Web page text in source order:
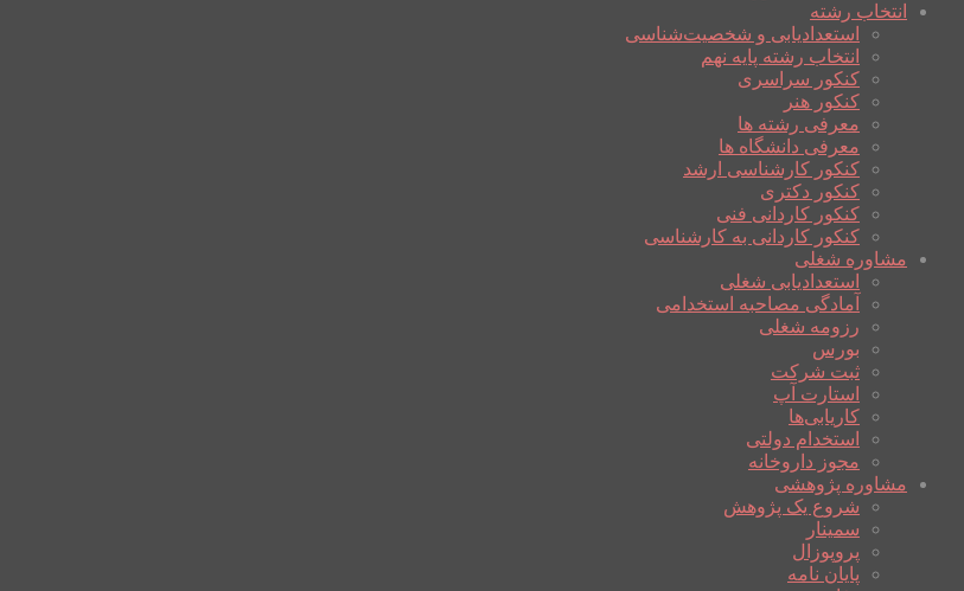
انتخاب رشته
استعدادیابی و شخصیت‌شناسی
انتخاب رشته پایه نهم
کنکور سراسری
کنکور هنر
معرفی رشته ها
معرفی دانشگاه ها
کنکور کارشناسی ارشد
کنکور دکتری
کنکور کاردانی فنی
کنکور کاردانی به کارشناسی
مشاوره شغلی
استعدادیابی شغلی
آمادگی مصاحبه استخدامی
رزومه شغلی
بورس
ثبت شرکت
استارت آپ
کاریابی‌ها
استخدام دولتی
مجوز داروخانه
مشاوره پژوهشی
شروع یک پژوهش
سمینار
پروپوزال
پایان نامه